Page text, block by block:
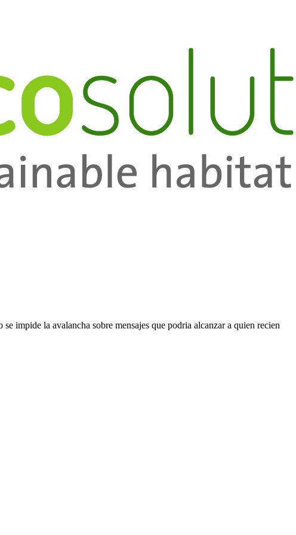
impide la avalancha sobre mensajes que podria alcanzar a quien recien